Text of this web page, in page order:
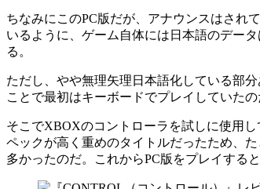
ちなみにこのPC版だが、アナウンスはされ
いるように、ゲーム自体には日本語のデー
る。
ただし、やや無理矢理日本語化している部
ことで最初はキーボードでプレイしていた
そこでXBOXのコントローラを試しに使用
ペックが高く重めのタイトルだったため、
多かったのだ。これからPC版をプレイする